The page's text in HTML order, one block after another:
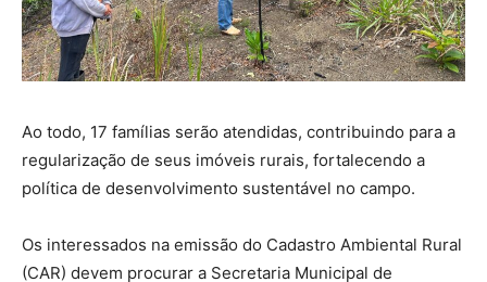
Ao todo, 17 famílias serão atendidas, contribuindo para a
regularização de seus imóveis rurais, fortalecendo a
política de desenvolvimento sustentável no campo.
Os interessados na emissão do Cadastro Ambiental Rural
(CAR) devem procurar a Secretaria Municipal de